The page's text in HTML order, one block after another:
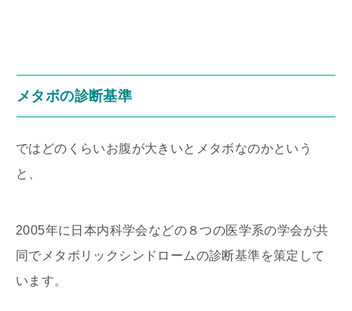
メタボの診断基準
ではどのくらいお腹が大きいとメタボなのかという
と、
2005年に日本内科学会などの８つの医学系の学会が共
同でメタボリックシンドロームの診断基準を策定して
います。